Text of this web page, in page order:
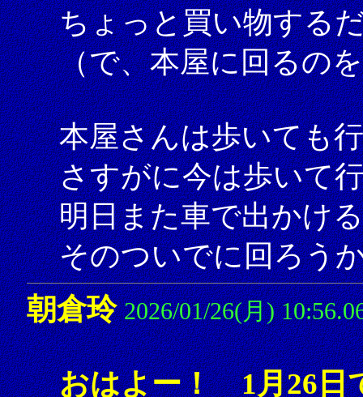
ちょっと買い物する
（で、本屋に回るの
本屋さんは歩いても
さすがに今は歩いて
明日また車で出かけ
そのついでに回ろう
朝倉玲 2026/01/26(月)
おはよー！ 1月26日